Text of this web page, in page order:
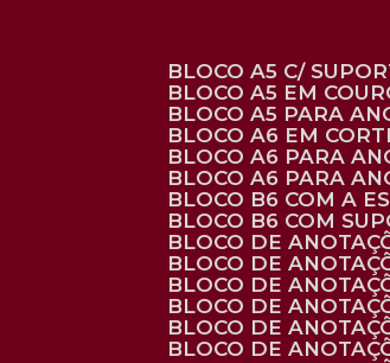
BLOCO A5 C/
BLOCO A5 EM
BLOCO A5 PARA
BLOCO A6 EM
BLOCO A6 PARA
BLOCO A6 PARA
BLOCO B6 COM A
BLOCO B6 COM
BLOCO DE
BLOCO DE
BLOCO DE
BLOCO DE
BLOCO DE
BLOCO DE